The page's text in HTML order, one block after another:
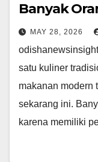
Banyak
MAY 28, 2026
satu kuliner
makanan modern
sekarang ini.
karena memiliki